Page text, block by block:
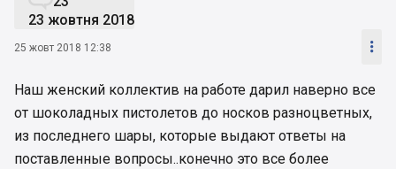
23 жовтня 2018
25 жовт 2018 12:38 
Наш женский коллектив на работе дарил наверно все
от шоколадных пистолетов до носков разноцветных,
из последнего шары, которые выдают ответы на
поставленные вопросы..конечно это все более